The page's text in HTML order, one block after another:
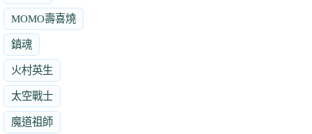
MOMO壽喜燒
鎮魂
火村英生
太空戰士
魔道祖師